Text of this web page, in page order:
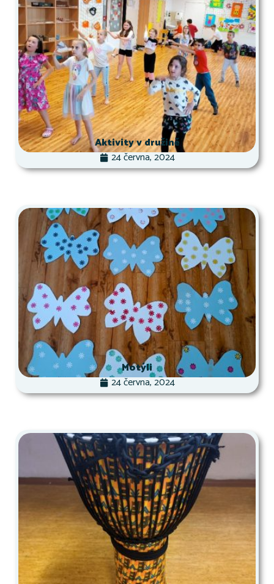
Aktivity v družině
24 června, 2024
Motýli
24 června, 2024